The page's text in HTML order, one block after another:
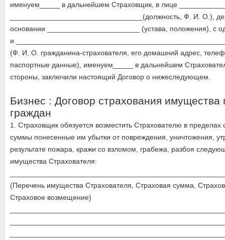
именуем_____ в дальнейшем Страховщик, в лице
_________________________________(должность, Ф. И. О.),
основании _______________________ (устава, положения), с
и
(Ф. И. О. гражданина-страхователя, его домашний адрес,
паспортные данные), именуем_____ в дальнейшем
стороны, заключили настоящий Договор о нижеследующем.
Бизнес : Договор страхования имущества
граждан
1. Страховщик обязуется возместить Страхователю в пределах
суммы понесенные им убытки от повреждения, уничтожения,
результате пожара, кражи со взломом, грабежа, разбоя
имущества Страхователя:
(Перечень имущества Страхователя, Страховая сумма,
Страховое возмещение)